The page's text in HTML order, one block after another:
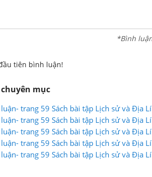
*Bình
tiên bình luận!
mục
trang 59 Sách bài tập Lịch sử và Địa
trang 59 Sách bài tập Lịch sử và Địa
trang 59 Sách bài tập Lịch sử và Địa
trang 59 Sách bài tập Lịch sử và Địa
trang 59 Sách bài tập Lịch sử và Địa